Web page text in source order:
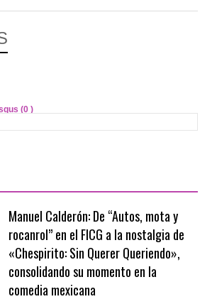
(0 )
Manuel Calderón: De “Autos, mota y
rocanrol” en el FICG a la nostalgia de
«Chespirito: Sin Querer Queriendo»,
consolidando su momento en la
comedia mexicana